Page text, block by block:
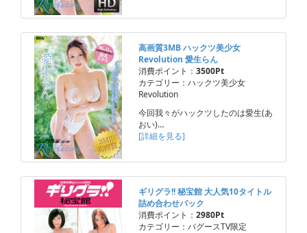
高画質3MB ハックツ美少女
Revolution 愛生らん
消費ポイント： 3500Pt
カテゴリー：ハックツ美少女
Revolution
今回我々がハックツしたのは愛生(あ
おい)…
[詳細を見る]
ギリグラ!! 秘宝館 大人気10タイトル
詰め合わせパック
消費ポイント： 2980Pt
カテゴリー：バグースTV限定